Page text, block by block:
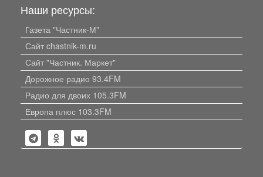
Наши ресурсы:
Газета "Частник-М"
Сайт chastnik-m.ru
Сайт "Частник. Маркет"
Дорожное радио 93.4FM
Радио для двоих 105.3FM
Европа плюс 103.3FM